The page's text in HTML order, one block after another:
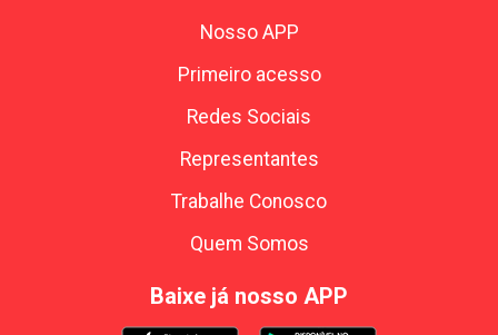
Nosso APP
Primeiro acesso
Redes Sociais
Representantes
Trabalhe Conosco
Quem Somos
Baixe já nosso APP